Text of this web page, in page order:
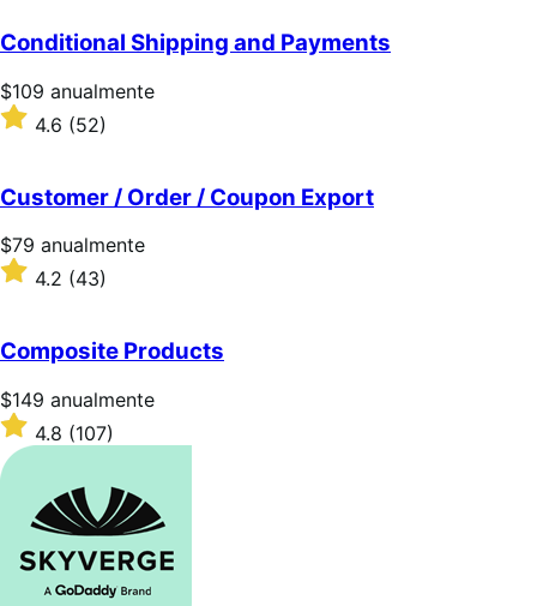
5
estrellas
Conditional Shipping and Payments
Precio:
$109/anualmente
$109 anualmente
Valoración:
4.6
5
estrellas
4.6 (52)
Customer / Order / Coupon Export
Precio:
$79/anualmente
$79 anualmente
Valoración:
5
estrellas
4.2 (43)
Composite Products
Precio:
$149/anualmente
$149 anualmente
Valoración:
4.8
sobre
estrellas
4.8 (107)